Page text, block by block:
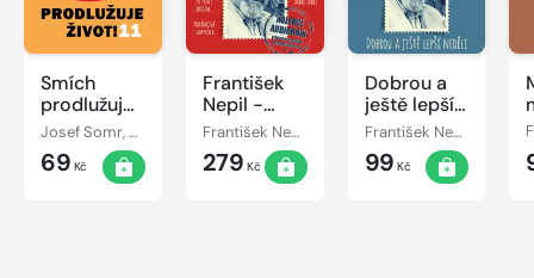
Smích
prodlužuje
život! 11
Josef Somr, Jiří Lír, Barbora Hrzánová, Jiří Grossmann, Václav Postránecký, Miroslav Moravec, Jiří Štuchal, Josef Velda, Miloslav Šimek, František Nepil
69 Kč
František
Nepil -
Kolekce
audioknih
František Nepil
279 Kč
Dobrou a
ještě lepší
neděli
František Nepil
99 Kč